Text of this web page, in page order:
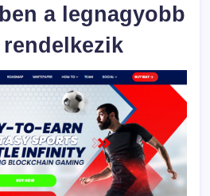
a legnagyobb